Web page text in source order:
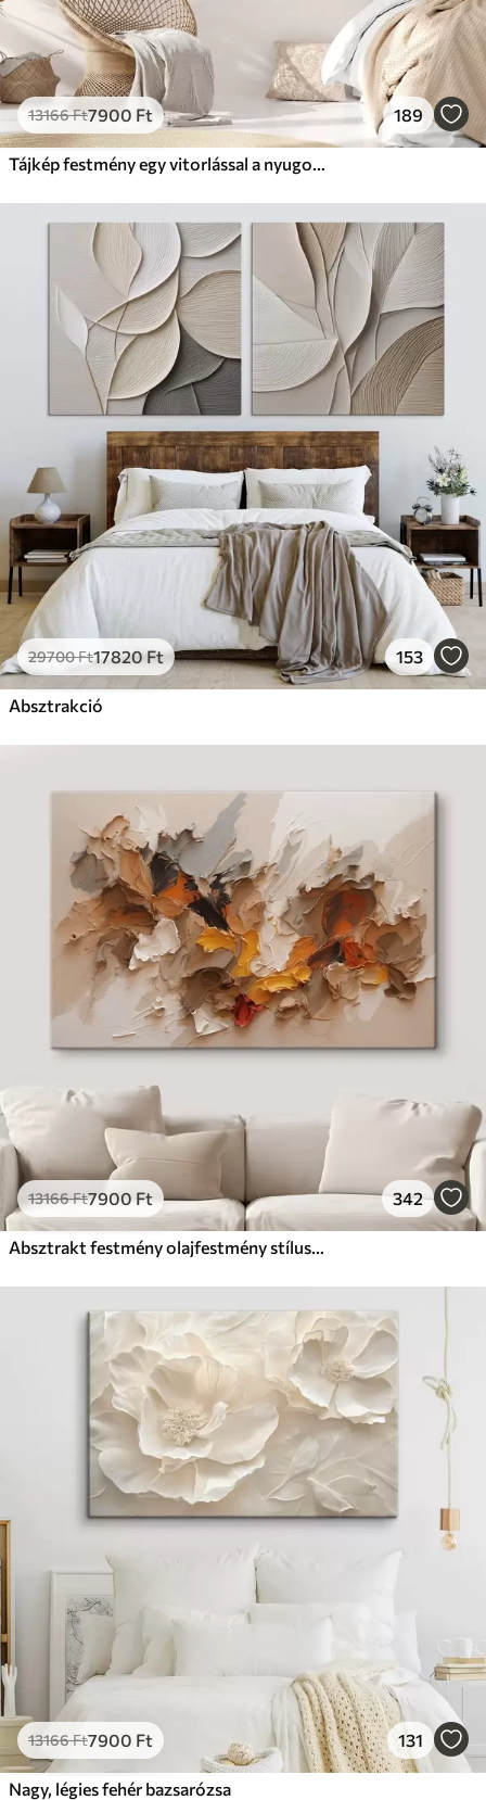
13166Ft7900 Ft 189
Tájkép festmény egy vitorlással a nyugodt tengeren, narancssárga és sárga égbolt, távoli hegyek
29700Ft17820Ft 153
Absztrakció
13166Ft7900Ft 342
Absztrakt festmény olajfestmény stílusban
13166Ft7900 Ft 131
Nagy, légies fehér bazsarózsa